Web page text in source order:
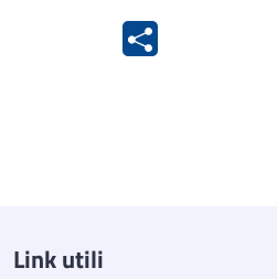
Link utili